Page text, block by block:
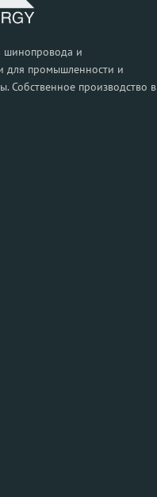
шинопровода и
для промышленности и
Собственное производство в